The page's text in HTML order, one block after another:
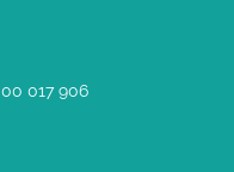
017 906